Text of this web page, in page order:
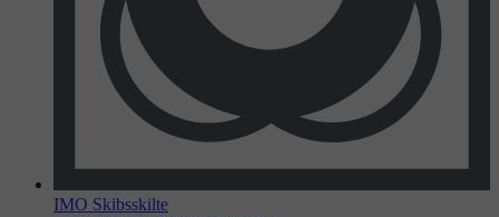
IMO Skibsskilte